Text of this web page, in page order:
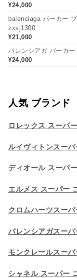
¥24,000
balenciaga パーカー
zxsj1300
¥21,000
バレンシアガ パーカ
¥24,000
人気 ブランド
ロレックス スーパ
ルイヴィトンスー
ディオール スーパ
エルメス スーパー
クロムハーツスー
バレンシアガスー
モンクレールスー
シャネル スーパー